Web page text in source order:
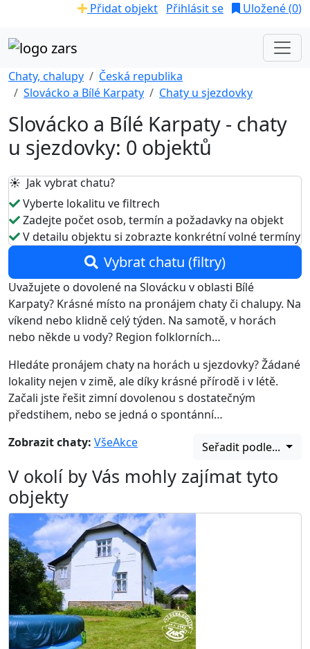
Přidat objekt Přihlásit se Uložené (0)
Chaty, chalupy
Česká republika
Slovácko a Bílé Karpaty
Chaty u sjezdovky
Slovácko a Bílé Karpaty - chaty
u sjezdovky: 0 objektů
☀️ Jak vybrat chatu?
Vyberte lokalitu ve filtrech
Zadejte počet osob, termín a požadavky na objekt
V detailu objektu si zobrazte konkrétní volné termíny
Vybrat chatu (filtry)
Uvažujete o dovolené na Slovácku v oblasti Bílé
Karpaty? Krásné místo na pronájem chaty či chalupy. Na
víkend nebo klidně celý týden. Na samotě, v horách
nebo někde u vody? Region folklorních…
Hledáte pronájem chaty na horách u sjezdovky? Žádané
lokality nejen v zimě, ale díky krásné přírodě i v létě.
Začali jste řešit zimní dovolenou s dostatečným
předstihem, nebo se jedná o spontánní…
Zobrazit chaty: VšeAkce Seřadit podle...
V okolí by Vás mohly zajímat tyto
objekty